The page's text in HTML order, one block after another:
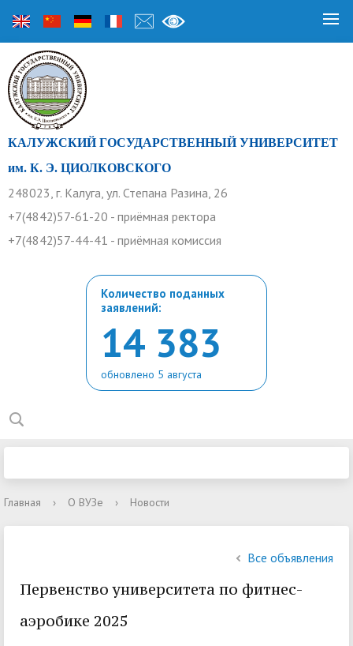
КАЛУЖСКИЙ ГОСУДАРСТВЕННЫЙ УНИВЕРСИТЕТ
им. К. Э. ЦИОЛКОВСКОГО
248023, г. Калуга, ул. Степана Разина, 26
+7(4842)57-61-20 - приёмная ректора
+7(4842)57-44-41 - приёмная комиссия
Количество поданных
заявлений:
14 383
обновлено 5 августа
Главная › О ВУЗе › Новости
Все объявления
Первенство университета по фитнес-
аэробике 2025